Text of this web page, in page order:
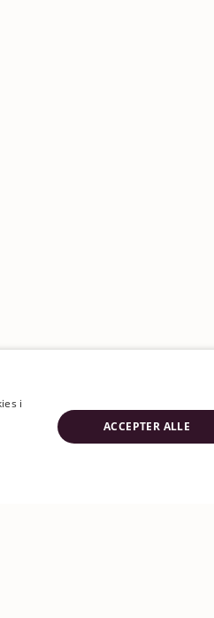
i
ACCEPTER ALLE